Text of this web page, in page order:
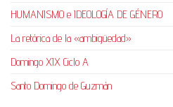
HUMANISMO e IDEOLOGÍA DE GÉNERO
La retórica de la «ambigüedad»
Domingo XIX Ciclo A
Santo Domingo de Guzmán